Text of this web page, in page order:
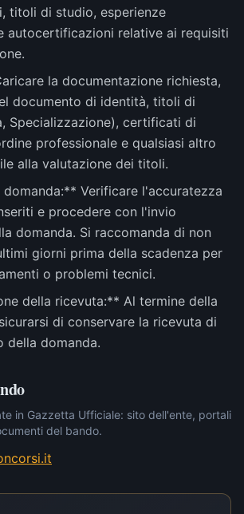
titoli di studio, esperienze
autocertificazioni relative ai requisiti
la documentazione richiesta,
documento di identità, titoli di
Specializzazione), certificati di
professionale e qualsiasi altro
alla valutazione dei titoli.
Verificare l'accuratezza
e procedere con l'invio
domanda. Si raccomanda di non
giorni prima della scadenza per
o problemi tecnici.
della ricevuta:** Al termine della
di conservare la ricevuta di
della domanda.
in Gazzetta Ufficiale: sito dell'ente, portali
del bando.